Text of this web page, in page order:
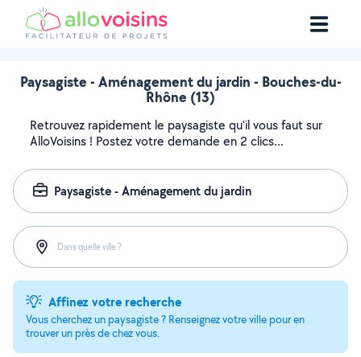
Paysagiste - Aménagement du jardin - Bouches-du-
Rhône (13)
Retrouvez rapidement le paysagiste qu'il vous faut sur
AlloVoisins ! Postez votre demande en 2 clics...
Paysagiste - Aménagement du jardin
Dans quelle ville ?
Affinez votre recherche
Vous cherchez un paysagiste ? Renseignez votre ville pour en
trouver un près de chez vous.